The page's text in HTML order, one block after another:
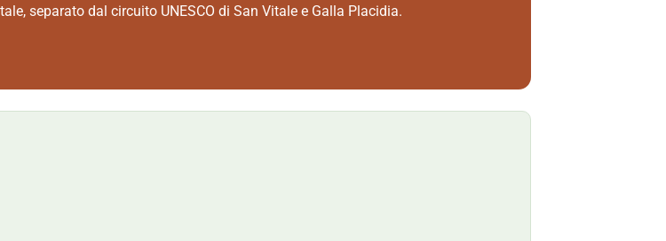
separato dal circuito UNESCO di San Vitale e Galla Placidia.